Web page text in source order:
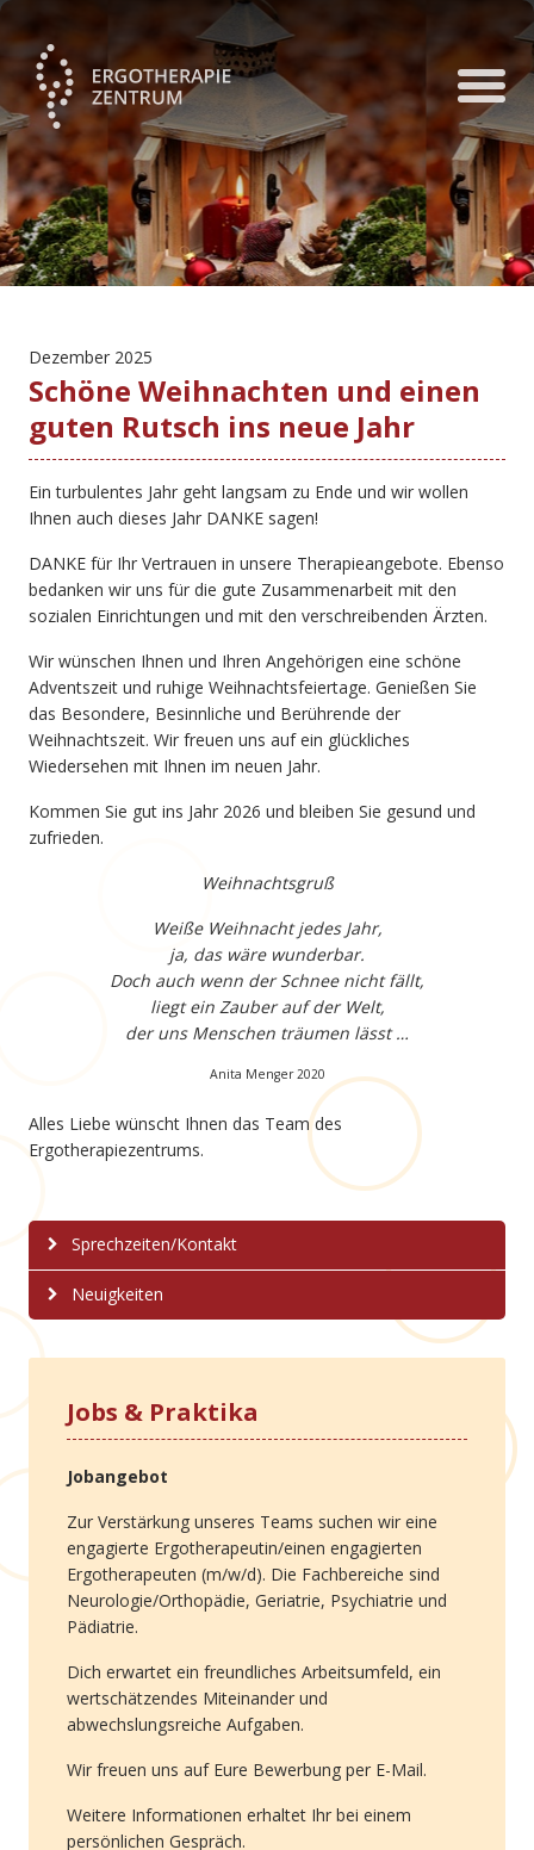
Dezember 2025
Schöne Weihnachten und einen
guten Rutsch ins neue Jahr
Ein turbulentes Jahr geht langsam zu Ende und wir wollen
Ihnen auch dieses Jahr DANKE sagen!
DANKE für Ihr Vertrauen in unsere Therapieangebote. Ebenso
bedanken wir uns für die gute Zusammenarbeit mit den
sozialen Einrichtungen und mit den verschreibenden Ärzten.
Wir wünschen Ihnen und Ihren Angehörigen eine schöne
Adventszeit und ruhige Weihnachtsfeiertage. Genießen Sie
das Besondere, Besinnliche und Berührende der
Weihnachtszeit. Wir freuen uns auf ein glückliches
Wiedersehen mit Ihnen im neuen Jahr.
Kommen Sie gut ins Jahr 2026 und bleiben Sie gesund und
zufrieden.
Weihnachtsgruß
Weiße Weihnacht jedes Jahr,
ja, das wäre wunderbar.
Doch auch wenn der Schnee nicht fällt,
liegt ein Zauber auf der Welt,
der uns Menschen träumen lässt …
Anita Menger 2020
Alles Liebe wünscht Ihnen das Team des
Ergotherapiezentrums.
Sprechzeiten/Kontakt
Neuigkeiten
Jobs & Praktika
Jobangebot
Zur Verstärkung unseres Teams suchen wir eine
engagierte Ergotherapeutin/einen engagierten
Ergotherapeuten (m/w/d). Die Fachbereiche sind
Neurologie/Orthopädie, Geriatrie, Psychiatrie und
Pädiatrie.
Dich erwartet ein freundliches Arbeitsumfeld, ein
wertschätzendes Miteinander und
abwechslungsreiche Aufgaben.
Wir freuen uns auf Eure Bewerbung per E-Mail.
Weitere Informationen erhaltet Ihr bei einem
persönlichen Gespräch.